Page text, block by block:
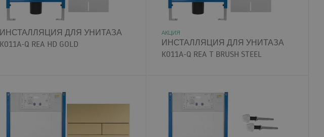
ИНСТАЛЛЯЦИЯ ДЛЯ УНИТАЗА
K011A-Q REA HD GOLD
АКЦИЯ
ИНСТАЛЛЯЦИЯ ДЛЯ УНИТАЗА
K011A-Q REA T BRUSH STEEL